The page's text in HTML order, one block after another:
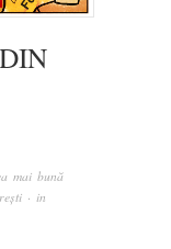
mai bună
· in